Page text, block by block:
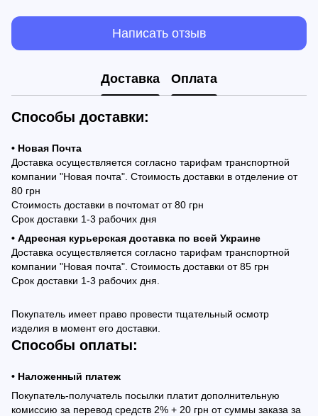
Написать отзыв
Доставка Оплата
Способы доставки:
• Новая Почта
Доставка осуществляется согласно тарифам транспортной
компании "Новая почта". Стоимость доставки в отделение от
80 грн
Стоимость доставки в почтомат от 80 грн
Срок доставки 1-3 рабочих дня
• Адресная курьерская доставка по всей Украине
Доставка осуществляется согласно тарифам транспортной
компании "Новая почта". Стоимость доставки от 85 грн
Срок доставки 1-3 рабочих дня.
Покупатель имеет право провести тщательный осмотр
изделия в момент его доставки.
Способы оплаты:
• Наложенный платеж
Покупатель-получатель посылки платит дополнительную
комиссию за перевод средств 2% + 20 грн от суммы заказа за